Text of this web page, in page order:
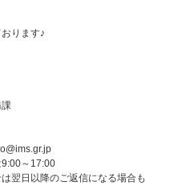
ります♪
～17:00
翌日以降のご返信になる場合も